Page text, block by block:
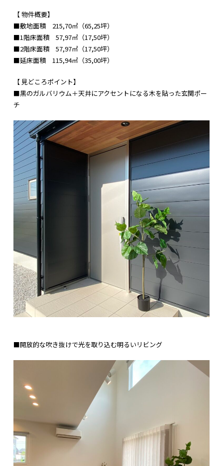
【 物件概要】
■敷地面積 215,70㎡（65,25坪）
■1階床面積 57,97㎡（17,50坪）
■2階床面積 57,97㎡（17,50坪）
■延床面積 115,94㎡（35,00坪）
【 見どころポイント】
■黒のガルバリウム＋天井にアクセントになる木を貼った玄関ポー
チ
■開放的な吹き抜けで光を取り込む明るいリビング